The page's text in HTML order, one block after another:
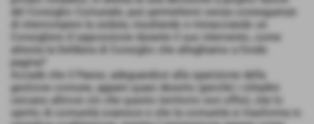
del Consiglio Comunale, può permettersi senza conseguenze
di interrompere la seduta, insultando e minacciando un
Consigliere d´opposizione durante il suo intervento, come
attesta la Delibera di Consiglio che alleghiamo a fondo
pagina?
Accade che il Paese, adeguandosi alla sparizione della
gestione comune, appare quasi deserto (perché i cittadini
cercano altrove ciò che questo territorio non offre), che lo
spirito di comunità svanisce e che la comunità si trasforma in